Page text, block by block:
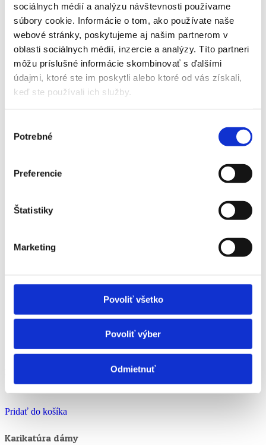
sociálnych médií a analýzu návštevnosti používame
súbory cookie. Informácie o tom, ako používate naše
webové stránky, poskytujeme aj našim partnerom v
oblasti sociálnych médií, inzercie a analýzy. Títo partneri
môžu príslušné informácie skombinovať s ďalšími
údajmi, ktoré ste im poskytli alebo ktoré od vás získali,
keď ste používali ich služby.
súhlasu
Potrebné
Preferencie
Štatistiky
Marketing
Povoliť všetko
Povoliť výber
Odmietnuť
Pridať do košíka
Karikatúra dámy